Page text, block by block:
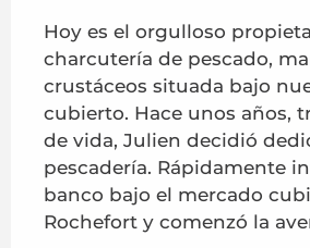
Hoy es el orgulloso
charcutería de pescado,
crustáceos situada bajo
cubierto. Hace unos años,
de vida, Julien decidió
pescadería. Rápidamente
banco bajo el mercado
Rochefort y comenzó la